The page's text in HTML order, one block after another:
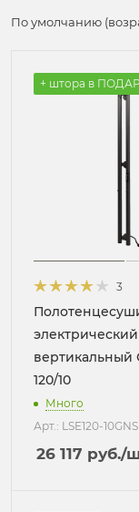
По умолчанию
+ штора в
3
электрический
вертикальный
120/10
Много
Арт.: LSE120-
26 117 руб./